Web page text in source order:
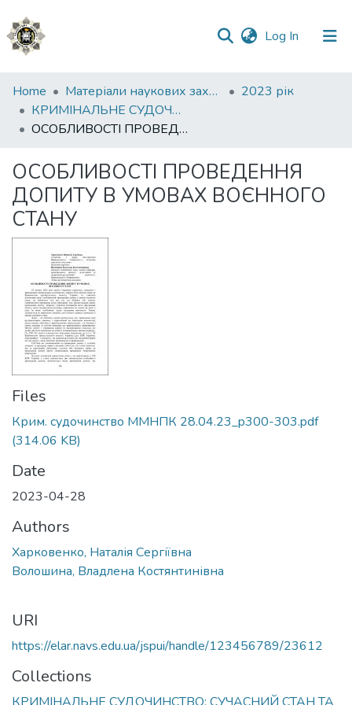
Log In (current)
Communities
&
Collections
Statistics
Home Матеріали наукових заходів
2023 рік
КРИМІНАЛЬНЕ СУДОЧИНСТВО: СУЧАСНИЙ СТАН ТА ПЕРСПЕКТИВИ РОЗВИТКУ
ОСОБЛИВОСТІ ПРОВЕДЕННЯ ДОПИТУ В УМОВАХ ВОЄННОГО СТАНУ
ОСОБЛИВОСТІ ПРОВЕДЕННЯ
ДОПИТУ В УМОВАХ ВОЄННОГО
СТАНУ
Files
Крим. судочинство ММНПК 28.04.23_p300-303.pdf
(314.06 KB)
Date
2023-04-28
Authors
Харковенко, Наталія Сергіївна
Волошина, Владлена Костянтинівна
URI
https://elar.navs.edu.ua/jspui/handle/123456789/23612
Collections